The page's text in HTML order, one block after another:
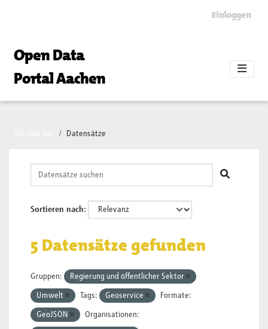
Einloggen
Open Data
Portal Aachen
Datensätze
Sortieren nach
5 Datensätze gefunden
Gruppen: Regierung und öffentlicher Sektor
Umwelt Tags: Geoservice Formate:
GeoJSON Organisationen: